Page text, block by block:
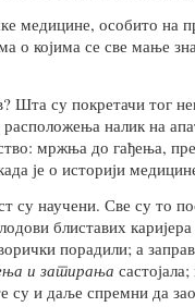
медицине, особито на
о којима се све мање
Шта су покретачи тог
расположења налик на
мржња до гађења,
је о историји
су научени. Све су то
блиставих
порадили; а
и затирања
су и даље спремни да